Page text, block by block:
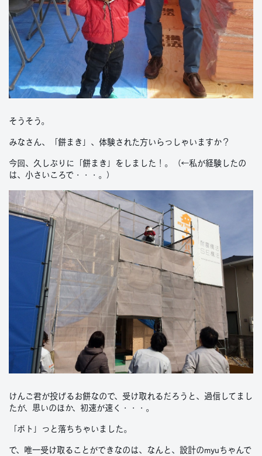
そうそう。
みなさん、「餅まき」、体験された方いらっしゃいますか？
今回、久しぶりに「餅まき」をしました！。（←私が経験したの
は、小さいころで・・・。）
けんご君が投げるお餅なので、受け取れるだろうと、過信してまし
たが、思いのほか、初速が速く・・・。
「ボト」っと落ちちゃいました。
で、唯一受け取ることができなのは、なんと、設計のmyuちゃんで